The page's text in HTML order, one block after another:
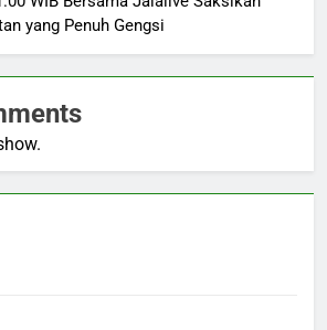
yang Penuh Gengsi